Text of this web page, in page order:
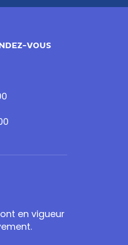
VOUS
en vigueur